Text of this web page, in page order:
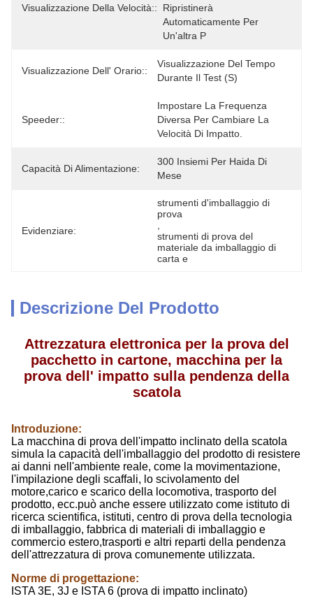
Visualizzazione Della Velocità::
Ripristinerà
Automaticamente Per
Un'altra P
Visualizzazione Dell' Orario::
Visualizzazione Del Tempo
Durante Il Test (s)
Speeder::
Impostare La Frequenza
Diversa Per Cambiare La
Velocità Di Impatto.
Capacità Di Alimentazione:
300 Insiemi Per Haida Di
Mese
Evidenziare:
strumenti d'imballaggio di
prova
strumenti di prova del
materiale da imballaggio di
carta e
Descrizione Del Prodotto
Attrezzatura elettronica per la prova del
pacchetto in cartone, macchina per la
prova dell' impatto sulla pendenza della
scatola
Introduzione:
La macchina di prova dell'impatto inclinato della scatola
simula la capacità dell'imballaggio del prodotto di resistere
ai danni nell'ambiente reale, come la movimentazione,
l'impilazione degli scaffali, lo scivolamento del
motore,carico e scarico della locomotiva, trasporto del
prodotto, ecc.può anche essere utilizzato come istituto di
ricerca scientifica, istituti, centro di prova della tecnologia
di imballaggio, fabbrica di materiali di imballaggio e
commercio estero,trasporti e altri reparti della pendenza
dell'attrezzatura di prova comunemente utilizzata.
Norme di progettazione:
ISTA 3E, 3J e ISTA 6 (prova di impatto inclinato)